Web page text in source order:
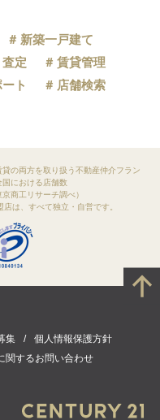
新築一戸建て
定
賃貸管理
ト
店舗検索
の両方を取り扱う不動産仲介フラン
における店舗数
商工リサーチ調べ）
は、すべて独立・自営です。
集
個人情報保護方針
関するお問い合わせ